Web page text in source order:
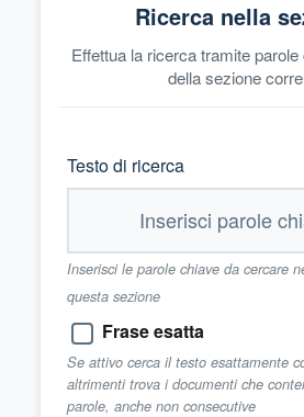
Ricerca nella
Effettua la ricerca tramite
della sezione
Testo di ricerca
Inserisci le parole chiave da cercare
questa sezione
Frase esatta
Se attivo cerca il testo esattamente
altrimenti trova i documenti che
parole, anche non consecutive